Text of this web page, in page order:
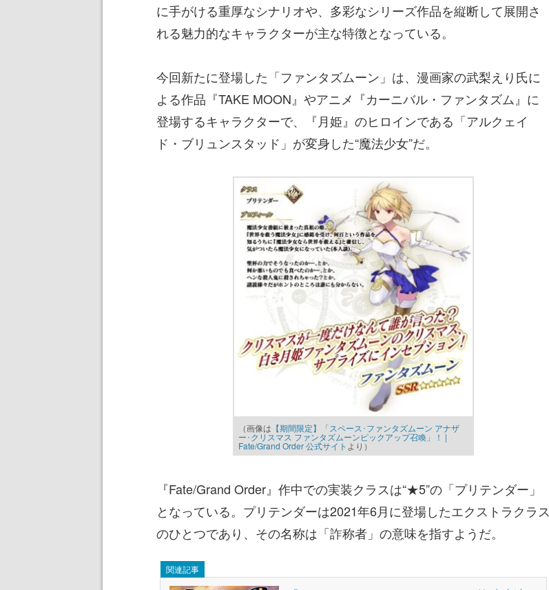
に手がける重厚なシナリオや、多彩なシリーズ作品を縦断して展開さ
れる魅力的なキャラクターが主な特徴となっている。
今回新たに登場した「ファンタズムーン」は、漫画家の武梨えり氏に
よる作品『TAKE MOON』やアニメ『カーニバル・ファンタズム』に
登場するキャラクターで、『月姫』のヒロインである「アルクェイ
ド・ブリュンスタッド」が変身した“魔法少女”だ。
（画像は 【期間限定】「スペース･ファンタズムーン アナザ
ー･クリスマス ファンタズムーンピックアップ召喚」！ |
Fate/Grand Order 公式サイト より）
『Fate/Grand Order』作中での実装クラスは“★5”の「プリテンダー」
となっている。プリテンダーは2021年6月に登場したエクストラクラス
のひとつであり、その名称は「詐称者」の意味を指すようだ。
関連記事